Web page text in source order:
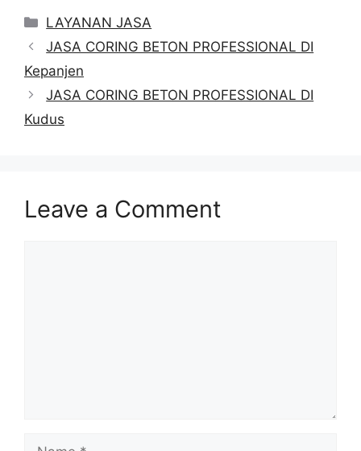
Categories
LAYANAN JASA
JASA CORING BETON PROFESSIONAL DI
Kepanjen
JASA CORING BETON PROFESSIONAL DI
Kudus
Leave a Comment
Name